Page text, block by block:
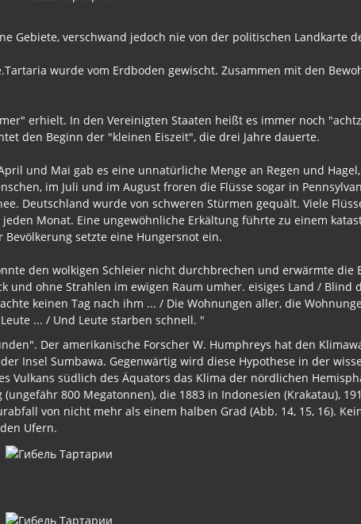
Gebiete, verschwand jedoch nie von der politischen Landkarte
wurde vom Erdboden gewischt. Zusammen mit den
erhielt. In den Vereinigten Staaten heißt es immer noch
den Beginn der "kleinen Eiszeit", die drei Jahre dauerte.
und Mai gab es eine unnatürliche Menge an Regen und
im Juli und im August froren die Flüsse sogar in
Deutschland wurde von schweren Stürmen gequält. Viele
Monat. Eine ungewöhnliche Erkältung führte zu einem
setzte eine Hungersnot ein.
den wolkigen Schleier nicht durchbrechen und erwärmte die
und ohne Strahlen im ewigen Raum umher. eisiges Land / Blind
keinen Tag nach ihm ... / Die Wohnungen aller, die
... / Und Leute starben schnell. "
Der amerikanische Forscher W. Humphreys hat den
Insel Sumbawa. Gegenwärtig wird diese Hypothese in der
Vulkans südlich des Äquators das Klima der nördlichen
800 Megatonnen), die 1883 in Indonesien (Krakatau),
von nicht mehr als einem halben Grad (Abb. 14, 15, 16).
Ufern.